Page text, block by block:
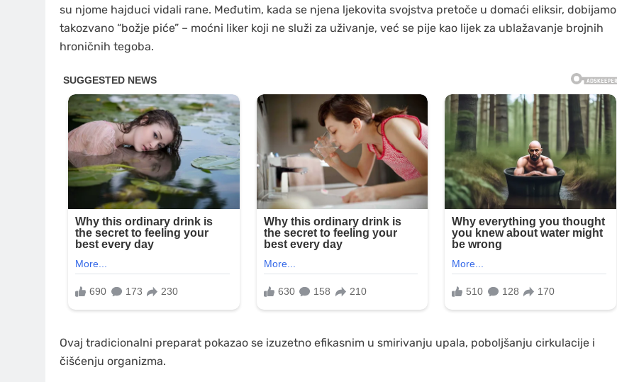
su njome hajduci vidali rane. Međutim, kada se njena ljekovita svojstva pretoče u domaći eliksir, dobijamo
takozvano “božje piće” – moćni liker koji ne služi za uživanje, već se pije kao lijek za ublažavanje brojnih
hroničnih tegoba.
Ovaj tradicionalni preparat pokazao se izuzetno efikasnim u smirivanju upala, poboljšanju cirkulacije i
čišćenju organizma.